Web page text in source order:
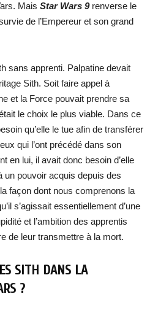
Mais Star Wars 9renverse le
de l’Empereur et son grand
sans apprenti. Palpatine devait
Sith. Soit faire appel à
et la Force pouvait prendre sa
le choix le plus viable. Dans ce
qu’elle le tue afin de transférer
qui l’ont précédé dans son
en lui, il avait donc besoin d’elle
un pouvoir acquis depuis des
façon dont nous comprenons la
s’agissait essentiellement d’une
et l’ambition des apprentis
de leur transmettre à la mort.
SITH DANS LA
?